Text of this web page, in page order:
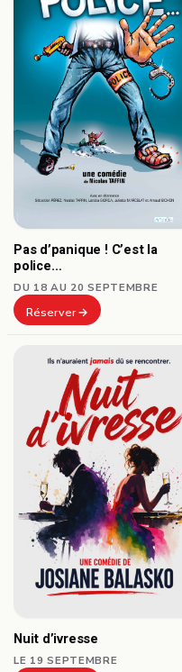
Pas d’panique ! C’est la
police…
DU 18 AU 20 SEPTEMBRE
Réserver
Nuit d’ivresse
LE 19 SEPTEMBRE